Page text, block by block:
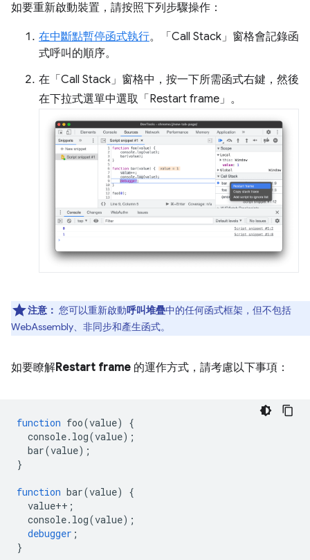
如要重新啟動裝置，請按照下列步驟操作：
在中斷點暫停函式執行。「Call Stack」 窗格會記錄函
式呼叫的順序。
在「Call Stack」 窗格中，按一下所需函式右鍵，然後
在下拉式選單中選取「Restart frame」 。
注意： 您可以重新啟動呼叫堆疊中的任何函式框架，但不包括
WebAssembly、非同步和產生函式。
如要瞭解Restart frame 的運作方式，請考慮以下事項：
function foo(value)
{
console. log(value);
bar(value);
}
function bar(value)
{
value++ ;
console. log(value);
debugger ;
}